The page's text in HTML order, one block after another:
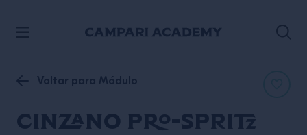
Voltar para Módulo
Cinzano Pro-Spritz